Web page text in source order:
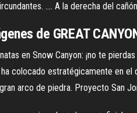
.... A la derecha del
de GREAT
en Snow Canyon: ¡no te
colocado estratégicamente en el
arco de piedra. Proyecto San